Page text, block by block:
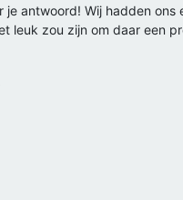
je antwoord! Wij hadden
leuk zou zijn om daar een